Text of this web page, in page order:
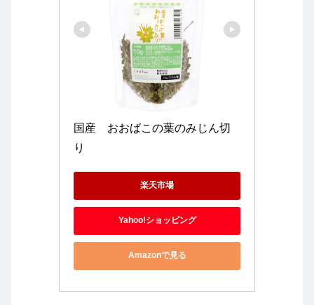
国産　おおばこの葉のみじん切
り
楽天市場
Yahoo!ショッピング
Amazonで見る